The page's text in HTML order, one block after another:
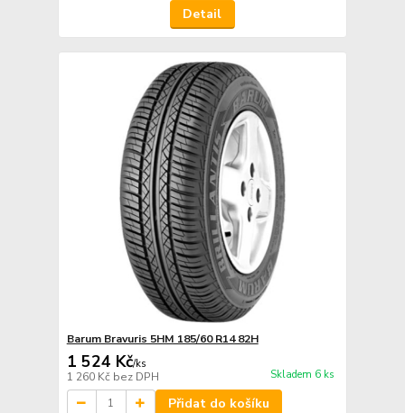
Detail
Barum Bravuris 5HM 185/60 R14 82H
1 524 Kč/ks
1 260 Kč bez DPH Skladem 6 ks
Přidat do košíku